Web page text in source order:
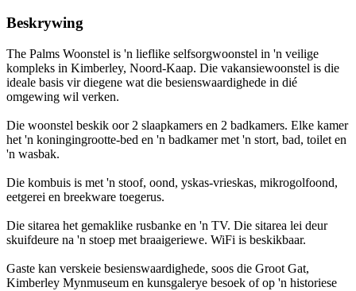
Beskrywing
The Palms Woonstel is 'n lieflike selfsorgwoonstel in 'n veilige
kompleks in Kimberley, Noord-Kaap. Die vakansiewoonstel is die
ideale basis vir diegene wat die besienswaardighede in dié
omgewing wil verken.
Die woonstel beskik oor 2 slaapkamers en 2 badkamers. Elke kamer
het 'n koningingrootte-bed en 'n badkamer met 'n stort, bad, toilet en
'n wasbak.
Die kombuis is met 'n stoof, oond, yskas-vrieskas, mikrogolfoond,
eetgerei en breekware toegerus.
Die sitarea het gemaklike rusbanke en 'n TV. Die sitarea lei deur
skuifdeure na 'n stoep met braaigeriewe. WiFi is beskikbaar.
Gaste kan verskeie besienswaardighede, soos die Groot Gat,
Kimberley Mynmuseum en kunsgalerye besoek of op 'n historiese